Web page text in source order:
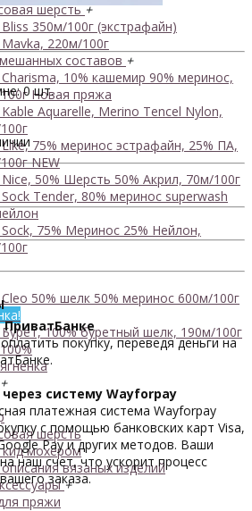
шерсть+
350м/100г (экстрафайн)
220м/100г
составов +
10% кашемир 90% меринос,
Новая пряжа
Aquarelle, Merino Tencel Nylon,
75% меринос эстрафайн, 25% ПА,
NEW
50% Шерсть 50% Акрил, 70м/100г
Tender, 80% меринос superwash
75% Меринос 25% Нейлон,
50% шелк 50% меринос 600м/100г
100% буретный шелк, 190м/100г
+
шерсть
мохером
вязаных изделий
+
пряжи
0 шт.
ПриватБанке
покупку, переведя деньги на
систему Wayforpay
платежная система Wayforpay
с помощью банковских карт Visa,
Pay и других методов. Ваши
наш счет, что ускорит процесс
заказа.